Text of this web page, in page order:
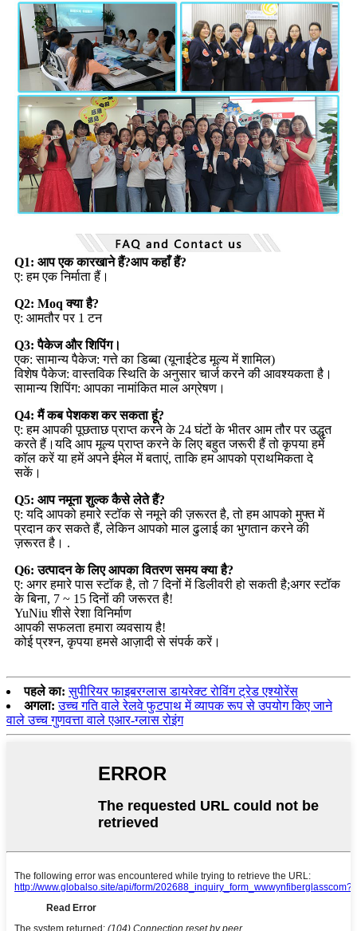
Q1: आप एक कारखाने हैं?आप कहाँ हैं?
ए: हम एक निर्माता हैं।
Q2: Moq क्या है?
ए: आमतौर पर 1 टन
Q3: पैकेज और शिपिंग।
एक: सामान्य पैकेज: गत्ते का डिब्बा (यूनाईटेड मूल्य में शामिल)
विशेष पैकेज: वास्तविक स्थिति के अनुसार चार्ज करने की आवश्यकता है।
सामान्य शिपिंग: आपका नामांकित माल अग्रेषण।
Q4: मैं कब पेशकश कर सकता हूं?
ए: हम आपकी पूछताछ प्राप्त करने के 24 घंटों के भीतर आम तौर पर उद्धृत
करते हैं।यदि आप मूल्य प्राप्त करने के लिए बहुत जरूरी हैं तो कृपया हमें
कॉल करें या हमें अपने ईमेल में बताएं, ताकि हम आपको प्राथमिकता दे
सकें।
Q5: आप नमूना शुल्क कैसे लेते हैं?
ए: यदि आपको हमारे स्टॉक से नमूने की ज़रूरत है, तो हम आपको मुफ्त में
प्रदान कर सकते हैं, लेकिन आपको माल ढुलाई का भुगतान करने की
ज़रूरत है। .
Q6: उत्पादन के लिए आपका वितरण समय क्या है?
ए: अगर हमारे पास स्टॉक है, तो 7 दिनों में डिलीवरी हो सकती है;अगर स्टॉक
के बिना, 7 ~ 15 दिनों की जरूरत है!
YuNiu शीसे रेशा विनिर्माण
आपकी सफलता हमारा व्यवसाय है!
कोई प्रश्न, कृपया हमसे आज़ादी से संपर्क करें।
पहले का: सुपीरियर फाइबरग्लास डायरेक्ट रोविंग ट्रेड एश्योरेंस
अगला: उच्च गति वाले रेलवे फुटपाथ में व्यापक रूप से उपयोग किए जाने
वाले उच्च गुणवत्ता वाले एआर-ग्लास रोइंग